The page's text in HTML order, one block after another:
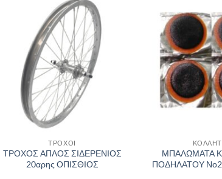
Πρόσθήκη
στην λίστα
επιθυμιών
ΤΡΟΧΟΙ
ΤΡΟΧΟΣ ΑΠΛΟΣ ΣΙΔΕΡΕΝΙΟΣ
20αρης ΟΠΙΣΘΙΟΣ
ΜΠΑΛΩΜΑΤΑ
ΠΟΔΗΛΑΤΟΥ Νο2